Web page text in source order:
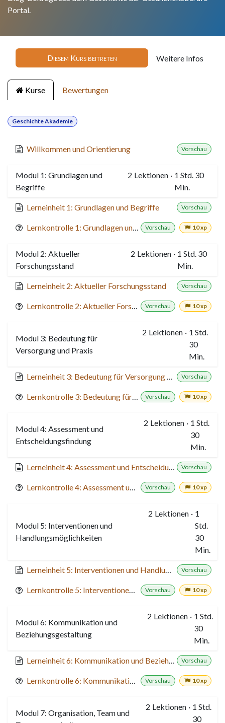
Portal.
Diesem Kurs beitreten Weitere Infos
Kurse Bewertungen
Geschichte Akademie
Willkommen und Orientierung Vorschau
Modul 1: Grundlagen und
Begriffe
2 Lektionen · 1 Std. 30
Min.
Lerneinheit 1: Grundlagen und Begriffe Vorschau
Lernkontrolle 1: Grundlagen und Begriffe Vorschau 10 xp
Modul 2: Aktueller
Forschungsstand
2 Lektionen · 1 Std. 30
Min.
Lerneinheit 2: Aktueller Forschungsstand Vorschau
Lernkontrolle 2: Aktueller Forschungsstand Vorschau 10 xp
Modul 3: Bedeutung für
Versorgung und Praxis
2 Lektionen · 1 Std.
30
Min.
Lerneinheit 3: Bedeutung für Versorgung und Praxis Vorschau
Lernkontrolle 3: Bedeutung für Versorgung und Praxis Vorschau 10 xp
Modul 4: Assessment und
Entscheidungsfindung
2 Lektionen · 1 Std.
30
Min.
Lerneinheit 4: Assessment und Entscheidungsfindung Vorschau
Lernkontrolle 4: Assessment und Entscheidungsfindung Vorschau 10 xp
Modul 5: Interventionen und
Handlungsmöglichkeiten
2 Lektionen · 1
Std.
30
Min.
Lerneinheit 5: Interventionen und Handlungsmöglichkeiten Vorschau
Lernkontrolle 5: Interventionen und Handlungsmöglichkeiten Vorschau 10 xp
Modul 6: Kommunikation und
Beziehungsgestaltung
2 Lektionen · 1 Std.
30
Min.
Lerneinheit 6: Kommunikation und Beziehungsgestaltung Vorschau
Lernkontrolle 6: Kommunikation und Beziehungsgestaltung Vorschau 10 xp
Modul 7: Organisation, Team und
2 Lektionen · 1 Std.
30